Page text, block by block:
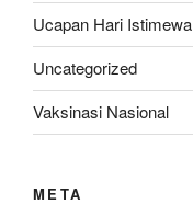
Ucapan Hari Istimewa
Uncategorized
Vaksinasi Nasional
META